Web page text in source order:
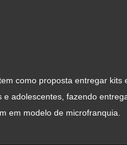
como proposta entregar kits
e adolescentes, fazendo
em modelo de microfranquia.